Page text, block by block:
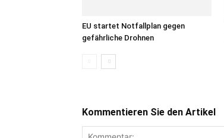
EU startet Notfallplan gegen
gefährliche Drohnen
Kommentieren Sie den Artikel